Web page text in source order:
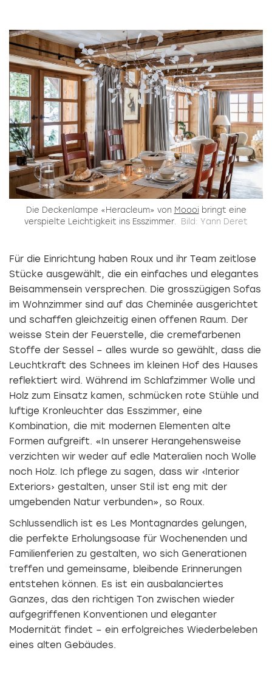
Die Deckenlampe «Heracleum» von Moooi bringt eine
verspielte Leichtigkeit ins Esszimmer.
Bild: Yann Deret
Für die Einrichtung haben Roux und ihr Team zeitlose
Stücke ausgewählt, die ein einfaches und elegantes
Beisammensein versprechen. Die grosszügigen Sofas
im Wohnzimmer sind auf das Cheminée ausgerichtet
und schaffen gleichzeitig einen offenen Raum. Der
weisse Stein der Feuerstelle, die cremefarbenen
Stoffe der Sessel – alles wurde so gewählt, dass die
Leuchtkraft des Schnees im kleinen Hof des Hauses
reflektiert wird. Während im Schlafzimmer Wolle und
Holz zum Einsatz kamen, schmücken rote Stühle und
luftige Kronleuchter das Esszimmer, eine
Kombination, die mit modernen Elementen alte
Formen aufgreift. «In unserer Herangehensweise
verzichten wir weder auf edle Materalien noch Wolle
noch Holz. Ich pflege zu sagen, dass wir ‹Interior
Exteriors› gestalten, unser Stil ist eng mit der
umgebenden Natur verbunden», so Roux.
Schlussendlich ist es Les Montagnardes gelungen,
die perfekte Erholungsoase für Wochenenden und
Familienferien zu gestalten, wo sich Generationen
treffen und gemeinsame, bleibende Erinnerungen
entstehen können. Es ist ein ausbalanciertes
Ganzes, das den richtigen Ton zwischen wieder
aufgegriffenen Konventionen und eleganter
Modernität findet – ein erfolgreiches Wiederbeleben
eines alten Gebäudes.